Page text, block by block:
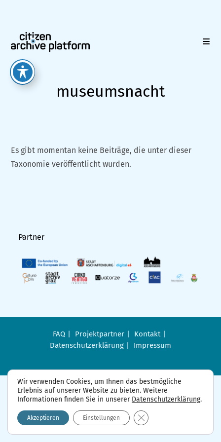
springen
museumsnacht
Es gibt momentan keine Beiträge, die unter dieser
Taxonomie veröffentlicht wurden.
Partner
FAQ Projektpartner
Kontakt
Datenschutzerklärung
Impressum
Wir verwenden Cookies, um Ihnen das bestmögliche
Erlebnis auf unserer Website zu bieten. Weitere
Informationen finden Sie in unserer Datenschutzerklärung.
Akzeptieren Einstellungen GDPR Cookie-Banner